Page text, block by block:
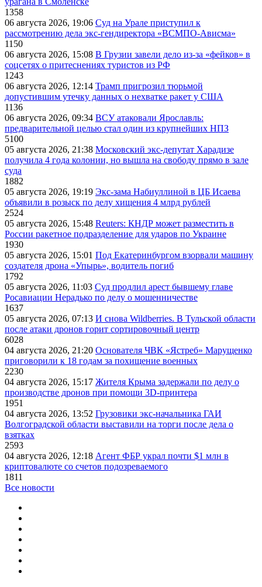
1358
06 августа 2026, 19:06 Суд на Урале приступил к
рассмотрению дела экс-гендиректора «ВСМПО-Ависма»
1150
06 августа 2026, 15:08 В Грузии завели дело из-за «фейков» в
соцсетях о притеснениях туристов из РФ
1243
06 августа 2026, 12:14 Трамп пригрозил тюрьмой
допустившим утечку данных о нехватке ракет у США
1136
06 августа 2026, 09:34 ВСУ атаковали Ярославль:
предварительной целью стал один из крупнейших НПЗ
5100
05 августа 2026, 21:38 Московский экс-депутат Харадизе
получила 4 года колонии, но вышла на свободу прямо в зале
суда
1882
05 августа 2026, 19:19 Экс-зама Набиуллиной в ЦБ Исаева
объявили в розыск по делу хищения 4 млрд рублей
2524
05 августа 2026, 15:48 Reuters: КНДР может разместить в
России ракетное подразделение для ударов по Украине
1930
05 августа 2026, 15:01 Под Екатеринбургом взорвали машину
создателя дрона «Упырь», водитель погиб
1792
05 августа 2026, 11:03 Суд продлил арест бывшему главе
Росавиации Нерадько по делу о мошенничестве
1637
05 августа 2026, 07:13 И снова Wildberries. В Тульской области
после атаки дронов горит сортировочный центр
6028
04 августа 2026, 21:20 Основателя ЧВК «Ястреб» Марущенко
приговорили к 18 годам за похищение военных
2230
04 августа 2026, 15:17 Жителя Крыма задержали по делу о
производстве дронов при помощи 3D‑принтера
1951
04 августа 2026, 13:52 Грузовики экс-начальника ГАИ
Волгоградской области выставили на торги после дела о
взятках
2593
04 августа 2026, 12:18 Агент ФБР украл почти $1 млн в
криптовалюте со счетов подозреваемого
1811
Все новости